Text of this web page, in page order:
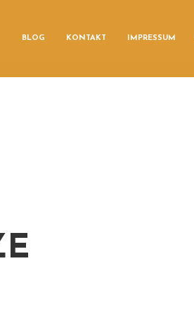
BLOG KONTAKT IMPRESSUM